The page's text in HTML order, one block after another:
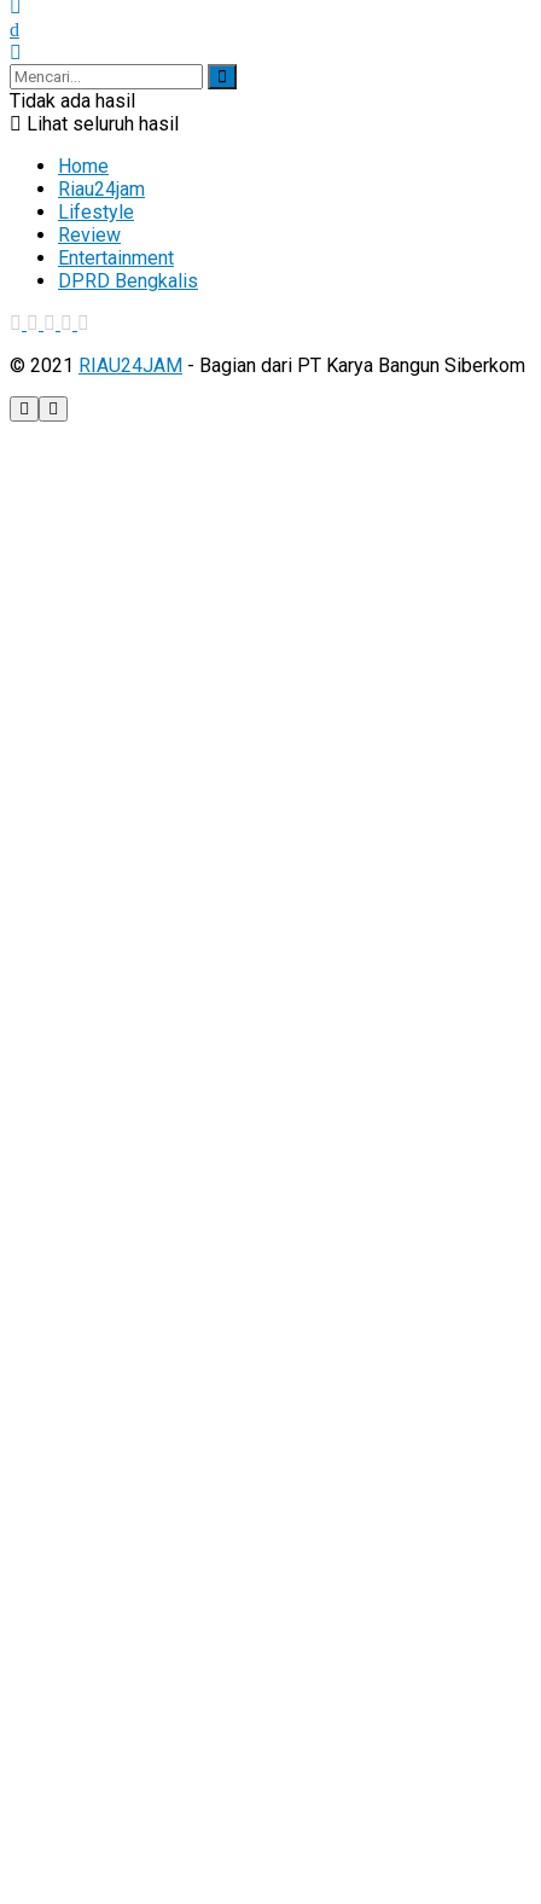
Tidak ada hasil
Lihat seluruh hasil
Home
Riau24jam
Lifestyle
Review
Entertainment
DPRD Bengkalis
© 2021 RIAU24JAM - Bagian dari PT Karya Bangun Siberkom